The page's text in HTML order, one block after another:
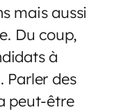
mais aussi
Du coup,
à
Parler des
peut-être